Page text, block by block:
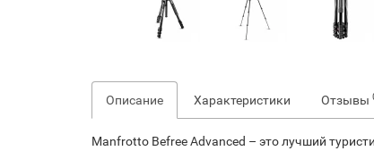
Описание Характеристики Отзывы
Manfrotto Befree Advanced – это лучший